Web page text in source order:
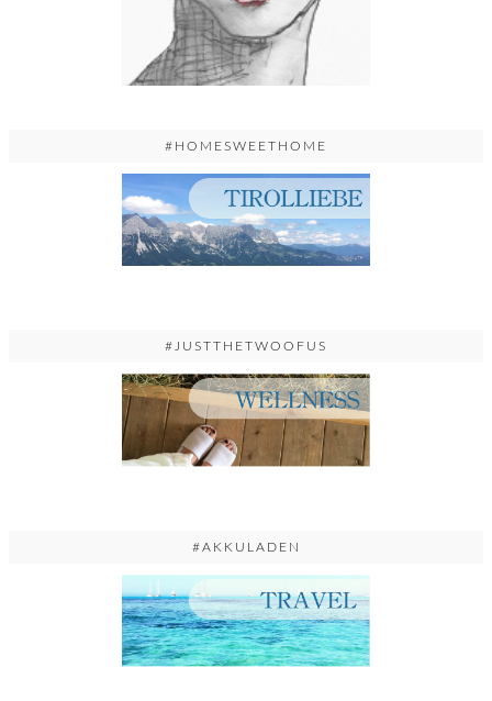
#HOMESWEETHOME
#JUSTTHETWOOFUS
#AKKULADEN